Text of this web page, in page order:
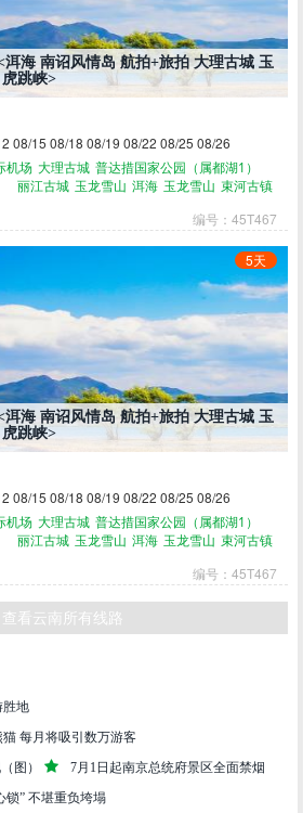
洱海 南诏风情岛 航拍+旅拍 大理古城 玉
跳峡>
08/15 08/18 08/19 08/22 08/25 08/26
机场 大理古城 普达措国家公园（属都湖1）
丽江古城 玉龙雪山 洱海 玉龙雪山 束河古镇
编号：45T467
洱海 南诏风情岛 航拍+旅拍 大理古城 玉
跳峡>
5天
08/15 08/18 08/19 08/22 08/25 08/26
机场 大理古城 普达措国家公园（属都湖1）
丽江古城 玉龙雪山 洱海 玉龙雪山 束河古镇
编号：45T467
查看云南所有线路
胜地
每月将吸引数万游客
图）
7月1日起南京总统府景区全面禁烟
锁” 不堪重负垮塌